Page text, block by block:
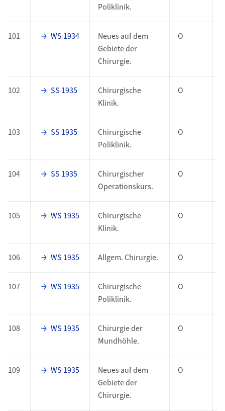
Poliklinik.
101 WS 1934
Neues auf dem
Gebiete der
Chirurgie.
O
102 SS 1935
Chirurgische
Klinik.
O
103 SS 1935
Chirurgische
Poliklinik.
O
104 SS 1935
Chirurgischer
Operationskurs.
O
105 WS 1935
Chirurgische
Klinik.
O
106 WS 1935 Allgem. Chirurgie. O
107 WS 1935
Chirurgische
Poliklinik.
O
108 WS 1935
Chirurgie der
Mundhöhle.
O
109 WS 1935
Neues auf dem
Gebiete der
Chirurgie.
O